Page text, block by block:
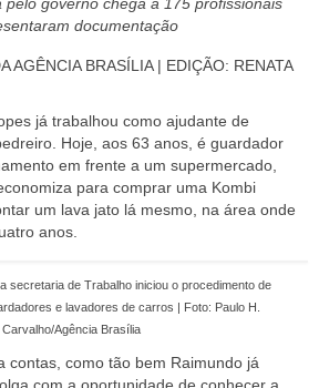
documentação
AGÊNCIA BRASÍLIA | EDIÇÃO: RENATA
já trabalhou como ajudante de
Hoje, aos 63 anos, é guardador
em frente a um supermercado,
para comprar uma Kombi
um lava jato lá mesmo, na área onde
anos.
secretaria de Trabalho iniciou o procedimento de
e lavadores de carros | Foto: Paulo H.
Carvalho/Agência Brasília
contas, como tão bem Raimundo já